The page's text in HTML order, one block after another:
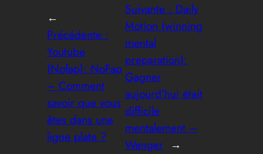
←
Précédente :
Youtube
(Nofap): NoFap
– Comment
savoir que vous
êtes dans une
ligne plate ?
Suivante : Daily
Motion (winning
mental
preparation):
Gagner
aujourd’hui était
difficile
mentalement –
Wenger →